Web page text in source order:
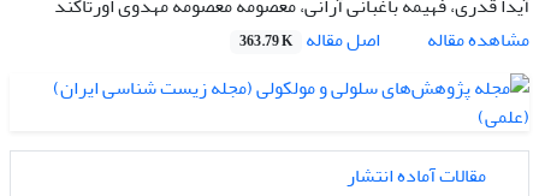
مشاهده مقاله
اصل مقاله 363.79 K
مقالات آماده انتشار